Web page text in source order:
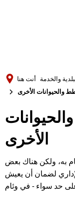
أنت هنا والخدمة
والحيوانات الأخرى
الأخرى
به، ولكن هناك بعض
لضمان أن يعيش